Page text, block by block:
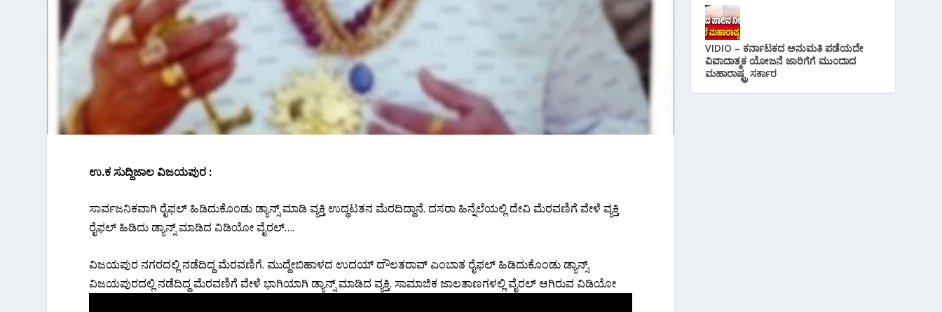
ಉ.ಕ ಸುದ್ದಿಜಾಲ ವಿಜಯಪುರ :
ಸಾರ್ವಜನಿಕವಾಗಿ ರೈಫಲ್ ಹಿಡಿದುಕೊಂಡು ಡ್ಯಾನ್ಸ್ ಮಾಡಿ ವ್ಯಕ್ತಿ ಉದ್ಧಟತನ ಮೆರದಿದ್ದಾನೆ. ದಸರಾ ಹಿನ್ನೆಲೆಯಲ್ಲಿ ದೇವಿ ಮೆರವಣಿಗೆ ವೇಳೆ ವ್ಯಕ್ತಿ
ರೈಫಲ್ ಹಿಡಿದು ಡ್ಯಾನ್ಸ್ ಮಾಡಿದ ವಿಡಿಯೋ ವೈರಲ್….
ವಿಜಯಪುರ ನಗರದಲ್ಲಿ ನಡೆದಿದ್ದ ಮೆರವಣಿಗೆ. ಮುದ್ದೇಬಿಹಾಳದ ಉದಯ್ ದೌಲತರಾವ್ ಎಂಬಾತ ರೈಫಲ್ ಹಿಡಿದುಕೊಂಡು ಡ್ಯಾನ್ಸ್.
ವಿಜಯಪುರದಲ್ಲಿ ನಡೆದಿದ್ದ ಮೆರವಣಿಗೆ ವೇಳೆ ಭಾಗಿಯಾಗಿ ಡ್ಯಾನ್ಸ್ ಮಾಡಿದ ವ್ಯಕ್ತಿ. ಸಾಮಾಜಿಕ ಜಾಲತಾಣಗಳಲ್ಲಿ ವೈರಲ್ ಆಗಿರುವ ವಿಡಿಯೋ
VIDIO – ಕರ್ನಾಟಕದ ಅನುಮತಿ ಪಡೆಯದೇ
ವಿವಾದಾತ್ಮಕ ಯೋಜನೆ ಜಾರಿಗೆಗೆ ಮುಂದಾದ
ಮಹಾರಾಷ್ಟ್ರ ಸರ್ಕಾರ